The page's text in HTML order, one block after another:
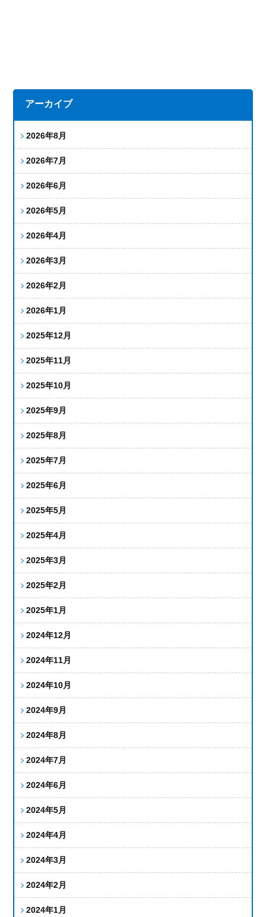
アーカイブ
2026年8月
2026年7月
2026年6月
2026年5月
2026年4月
2026年3月
2026年2月
2026年1月
2025年12月
2025年11月
2025年10月
2025年9月
2025年8月
2025年7月
2025年6月
2025年5月
2025年4月
2025年3月
2025年2月
2025年1月
2024年12月
2024年11月
2024年10月
2024年9月
2024年8月
2024年7月
2024年6月
2024年5月
2024年4月
2024年3月
2024年2月
2024年1月